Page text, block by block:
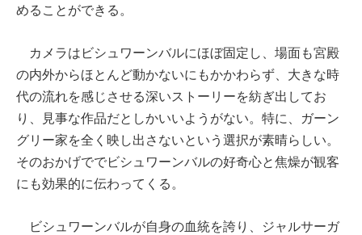
めることができる。
カメラはビシュワーンバルにほぼ固定し、場面も宮殿
の内外からほとんど動かないにもかかわらず、大きな時
代の流れを感じさせる深いストーリーを紡ぎ出してお
り、見事な作品だとしかいいようがない。特に、ガーン
グリー家を全く映し出さないという選択が素晴らしい。
そのおかげででビシュワーンバルの好奇心と焦燥が観客
にも効果的に伝わってくる。
ビシュワーンバルが自身の血統を誇り、ジャルサーガ